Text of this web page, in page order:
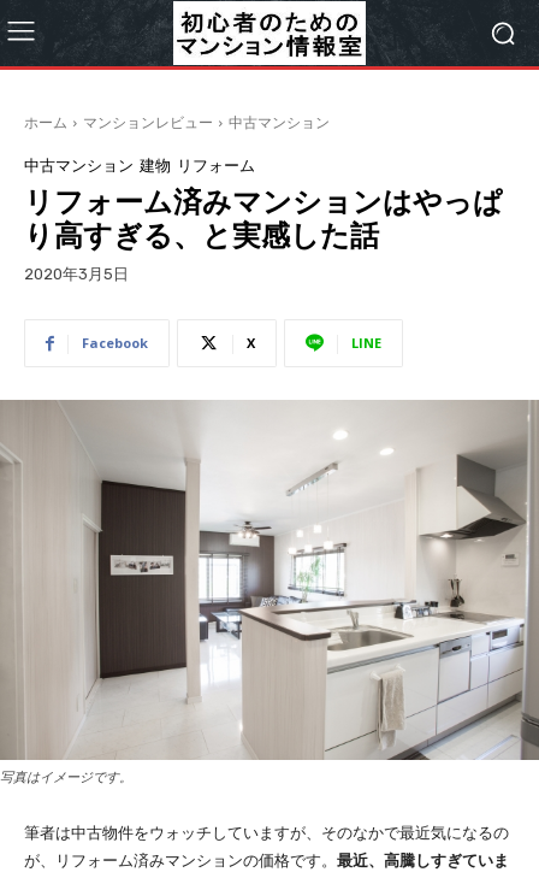
ホーム マンションレビュー 中古マンション
中古マンション 建物 リフォーム
リフォーム済みマンションはやっぱ
り高すぎる、と実感した話
2020年3月5日
Facebook X LINE
写真はイメージです。
筆者は中古物件をウォッチしていますが、そのなかで最近気になるの
が、リフォーム済みマンションの価格です。 最近、高騰しすぎていま